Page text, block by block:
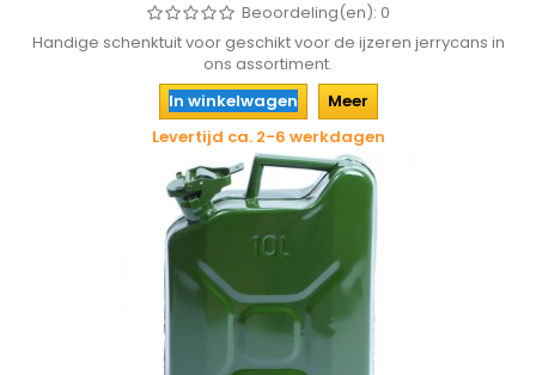
Beoordeling(en): 0
Handige schenktuit voor geschikt voor de ijzeren jerrycans in
ons assortiment.
In winkelwagen
Meer
Levertijd ca. 2-6 werkdagen